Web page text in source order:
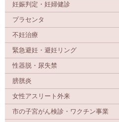
妊娠判定・妊婦健診
プラセンタ
不妊治療
緊急避妊・避妊リング
性器脱・尿失禁
膀胱炎
女性アスリート外来
市の子宮がん検診・ワクチン事業